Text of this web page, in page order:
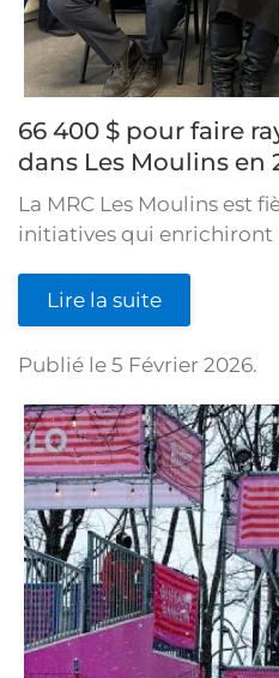
66 400 $ pour faire
dans Les Moulins en
La MRC Les Moulins est
initiatives qui enrichiront
Lire la suite
Publié le 5 Février 2026.